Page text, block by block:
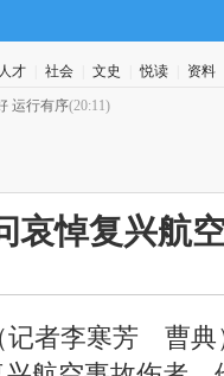
人才 社会 文史 悦读 资料
序(20:11)
哀悼复兴航
记者李寒芳 曹典